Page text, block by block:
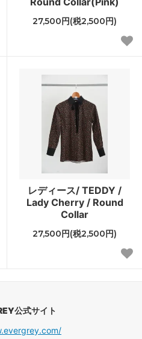
27,500円(税2,500円)
レディース/ TEDDY /
Lady Cherry / Round
Collar
27,500円(税2,500円)
公式サイト